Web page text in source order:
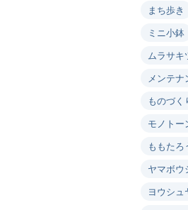
まち歩き
ミニ小鉢
ムラサキ
メンテナ
ものづく
モノトー
ももたろ
ヤマボウ
ヨウシュ